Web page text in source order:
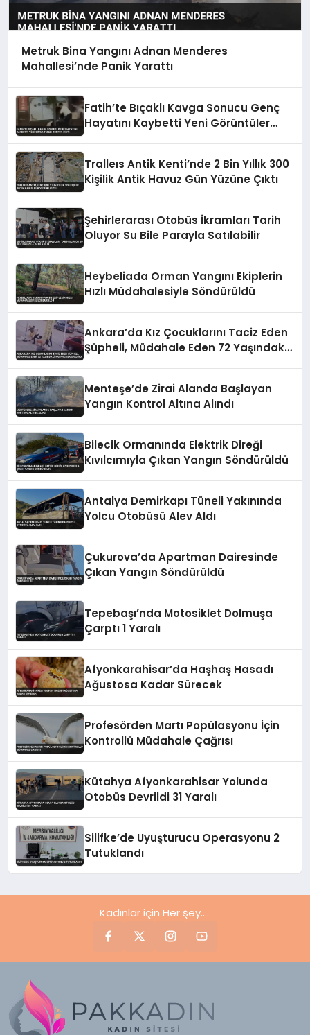
Metruk Bina Yangını Adnan Menderes
Mahallesi’nde Panik Yarattı
Fatih’te Bıçaklı Kavga Sonucu Genç
Hayatını Kaybetti Yeni Görüntüler
Tralleıs Antik Kenti’nde 2 Bin Yıllık 300
Kişilik Antik Havuz Gün Yüzüne Çıktı
Şehirlerarası Otobüs İkramları Tarih
Oluyor Su Bile Parayla Satılabilir
Heybeliada Orman Yangını Ekiplerin
Hızlı Müdahalesiyle Söndürüldü
Ankara’da Kız Çocuklarını Taciz Eden
Şüpheli, Müdahale Eden 72 Yaşındaki
Menteşe’de Zirai Alanda Başlayan
Yangın Kontrol Altına Alındı
Bilecik Ormanında Elektrik Direği
Kıvılcımıyla Çıkan Yangın Söndürüldü
Antalya Demirkapı Tüneli Yakınında
Yolcu Otobüsü Alev Aldı
Çukurova’da Apartman Dairesinde
Çıkan Yangın Söndürüldü
Tepebaşı’nda Motosiklet Dolmuşa
Çarptı 1 Yaralı
Afyonkarahisar’da Haşhaş Hasadı
Ağustosa Kadar Sürecek
Profesörden Martı Popülasyonu İçin
Kontrollü Müdahale Çağrısı
Kütahya Afyonkarahisar Yolunda
Otobüs Devrildi 31 Yaralı
Silifke’de Uyuşturucu Operasyonu 2
Tutuklandı
Kadınlar için Her şey.....